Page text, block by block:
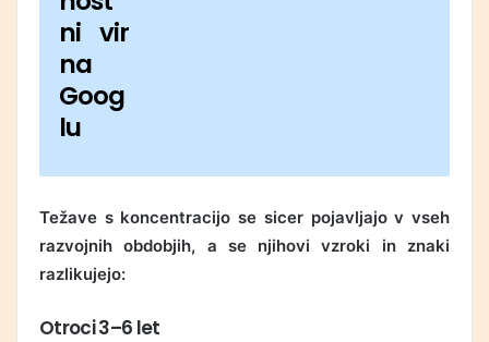
ni vir
na
Goog
lu
Težave s koncentracijo se sicer pojavljajo v vseh
razvojnih obdobjih, a se njihovi vzroki in znaki
razlikujejo:
Otroci 3–6 let